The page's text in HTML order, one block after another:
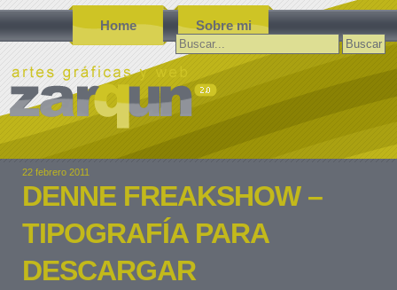
Home Sobre mi
Buscar:
22 febrero 2011
DENNE FREAKSHOW –
TIPOGRAFÍA PARA
DESCARGAR